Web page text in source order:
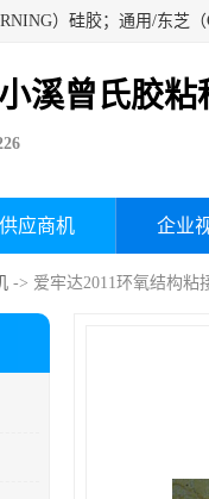
溪曾氏胶粘
供应商机 企业
-> 爱牢达2011环氧结构粘